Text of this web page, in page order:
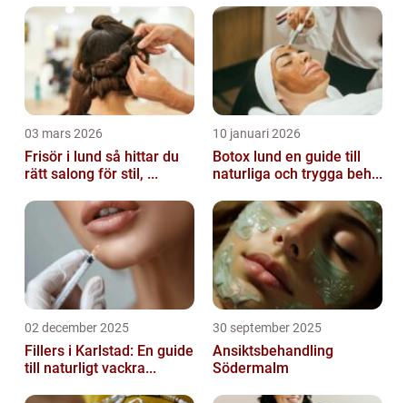
03 mars 2026
Frisör i lund så hittar du
rätt salong för stil, ...
10 januari 2026
Botox lund en guide till
naturliga och trygga beh...
02 december 2025
Fillers i Karlstad: En guide
till naturligt vackra...
30 september 2025
Ansiktsbehandling
Södermalm